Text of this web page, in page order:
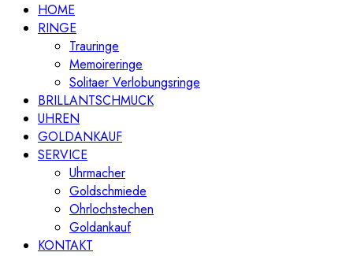
HOME
RINGE
Trauringe
Memoireringe
Solitaer Verlobungsringe
BRILLANTSCHMUCK
UHREN
GOLDANKAUF
SERVICE
Uhrmacher
Goldschmiede
Ohrlochstechen
Goldankauf
KONTAKT